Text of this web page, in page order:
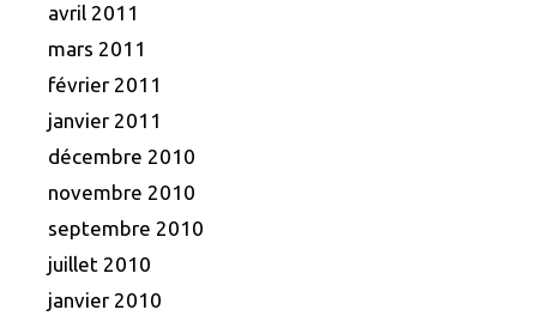
avril 2011
mars 2011
février 2011
janvier 2011
décembre 2010
novembre 2010
septembre 2010
juillet 2010
janvier 2010